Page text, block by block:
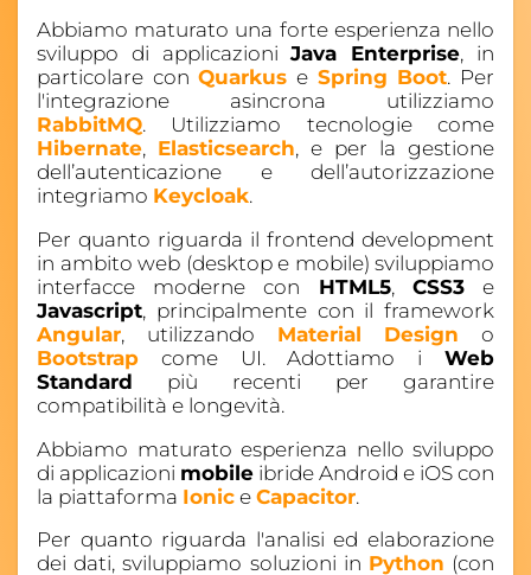
Abbiamo maturato una forte esperienza nello
sviluppo di applicazioniJava Enterprise, in
particolare conQuarkus e Spring Boot. Per
l'integrazione asincrona utilizziamo
RabbitMQ. Utilizziamo tecnologie come
Hibernate, Elasticsearch, e per la gestione
dell’autenticazione e dell’autorizzazione
integriamo Keycloak.
Per quanto riguarda il frontend development
in ambito web (desktop e mobile) sviluppiamo
interfacce moderne con HTML5, CSS3e
Javascript, principalmente con il framework
Angular, utilizzando Material Design o
Bootstrap come UI. Adottiamo i Web
Standard più recenti per garantire
compatibilità e longevità.
Abbiamo maturato esperienza nello sviluppo
di applicazioni mobile ibride Android e iOS con
la piattaforma Ionic e Capacitor.
Per quanto riguarda l'analisi ed elaborazione
dei dati, sviluppiamo soluzioni in Python (con